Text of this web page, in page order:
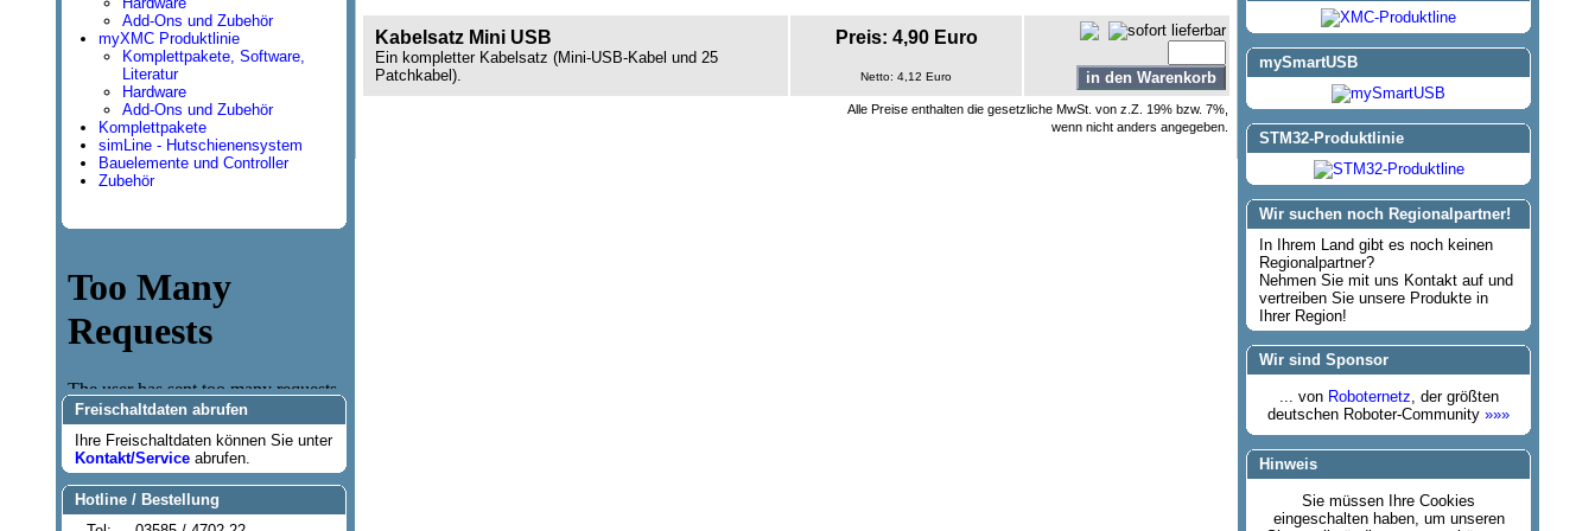
Add-Ons und Zubehör
myXMC Produktlinie
Komplettpakete, Software,
Literatur
Hardware
Add-Ons und Zubehör
Komplettpakete
simLine - Hutschienensystem
Bauelemente und Controller
Zubehör
Freischaltdaten abrufen
Ihre Freischaltdaten können Sie unter
Kontakt/Service abrufen.
Hotline / Bestellung
Kabelsatz Mini USB
Ein kompletter Kabelsatz (Mini-USB-Kabel und 25
Patchkabel).
Preis: 4,90 Euro
Netto: 4,12 Euro
Alle Preise enthalten die gesetzliche MwSt. von z.Z. 19% bzw. 7%,
wenn nicht anders angegeben.
mySmartUSB
STM32-Produktlinie
Wir suchen noch Regionalpartner!
In Ihrem Land gibt es noch keinen
Regionalpartner?
Nehmen Sie mit uns Kontakt auf und
vertreiben Sie unsere Produkte in
Ihrer Region!
Wir sind Sponsor
... von Roboternetz, der größten
deutschen Roboter-Community »»»
Hinweis
Sie müssen Ihre Cookies
eingeschalten haben, um unseren